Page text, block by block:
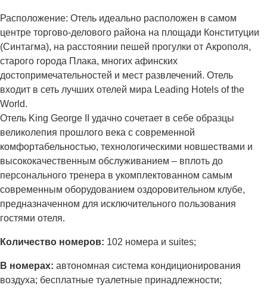
Расположение: Отель идеально расположен в самом
центре торгово-делового района на площади Конституции
(Синтагма), на расстоянии пешей прогулки от Акрополя,
старого города Плака, многих афинских
достопримечательностей и мест развлечений. Отель
входит в сеть лучших отелей мира Leading Hotels of the
World.
Отель King George II удачно сочетает в себе образцы
великолепия прошлого века с современной
комфортабельностью, технологическими новшествами и
высококачественным обслуживанием – вплоть до
персонального тренера в укомплектованном самым
современным оборудованием оздоровительном клубе,
предназначенном для исключительного пользования
гостями отеля.
Количество номеров: 102 номера и suites;
В номерах: автономная система кондиционирования
воздуха; бесплатные туалетные принадлежности;